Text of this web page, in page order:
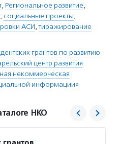
, Региональное развитие,
, социальные проекты,
АСИ,тиражирование
грантов по развитию
центр развития
некоммерческая
информации»
НКО